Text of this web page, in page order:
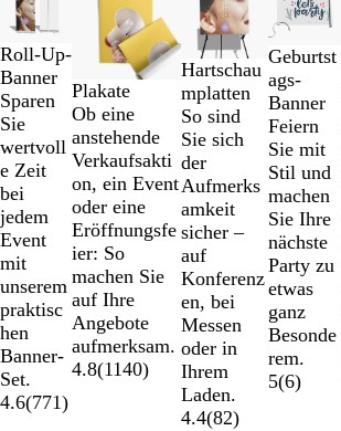
Roll-Up-
Banner
Sparen
Sie
wertvoll
e Zeit
bei
jedem
Event
mit
unserem
praktisc
hen
Banner-
Set.
4.6(771)
Plakate
Ob eine
anstehende
Verkaufsakti
on, ein Event
oder eine
Eröffnungsfe
ier: So
machen Sie
auf Ihre
Angebote
aufmerksam.
4.8(1140)
Hartschau
mplatten
So sind
Sie sich
der
Aufmerks
amkeit
sicher –
auf
Konferenz
en, bei
Messen
oder in
Ihrem
Laden.
4.4(82)
Geburtst
ags-
Banner
Feiern
Sie mit
Stil und
machen
Sie Ihre
nächste
Party zu
etwas
ganz
Besonde
rem.
5(6)
bis
2
von
6